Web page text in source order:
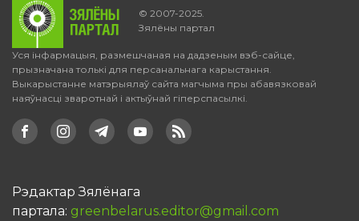
© 2007-2025.
Зялёны партал
Уся інфармацыя, размешчаная на дадзеным вэб-сайце,
прызначана толькі для персанальнага карыстання.
Выкарыстанне матэрыялаў сайта магчыма пры абавязковай
наяўнасці зваротнай і актыўнай гіперспасылкі.
Рэдактар Зялёнага
партала: greenbelarus.editor@gmail.com